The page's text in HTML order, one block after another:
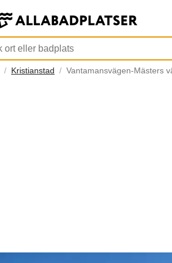
Kristianstad Vantamansvägen-Mästers